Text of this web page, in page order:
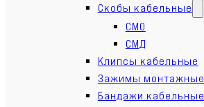
Скобы кабельные
СМО
СМД
Клипсы кабельные
Зажимы
Бандажи кабельные